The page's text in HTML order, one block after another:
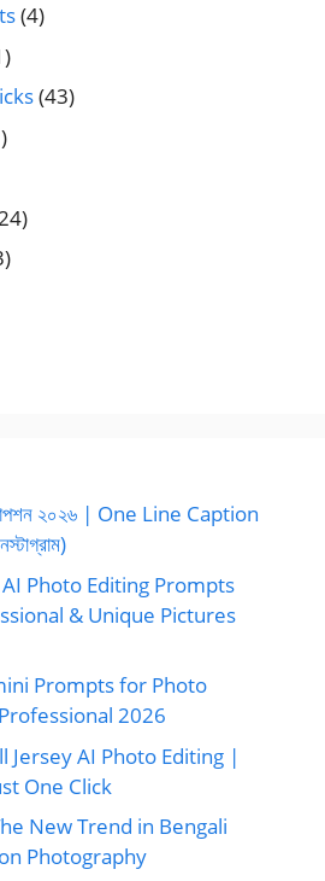
(4)
(43)
২০২৬ | One Line Caption
Photo Editing Prompts
& Unique Pictures
Prompts for Photo
2026
Jersey AI Photo Editing |
One Click
New Trend in Bengali
Photography